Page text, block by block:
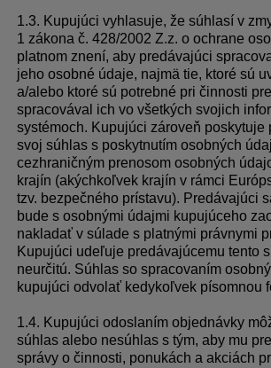
1.3. Kupujúci vyhlasuje, že súhlasí v
1 zákona č. 428/2002 Z.z. o ochrane
platnom znení, aby predávajúci
jeho osobné údaje, najmä tie, ktoré sú
a/alebo ktoré sú potrebné pri činnosti
spracovával ich vo všetkých svojich
systémoch. Kupujúci zároveň poskytuje
svoj súhlas s poskytnutím osobných
cezhraničným prenosom osobných
krajín (akýchkoľvek krajín v rámci
tzv. bezpečného prístavu). Predávajúci
bude s osobnými údajmi kupujúceho
nakladať v súlade s platnými právnymi
Kupujúci udeľuje predávajúcemu tento
neurčitú. Súhlas so spracovaním
kupujúci odvolať kedykoľvek písomnou
1.4. Kupujúci odoslaním objednávky
súhlas alebo nesúhlas s tým, aby mu
správy o činnosti, ponukách a akciách